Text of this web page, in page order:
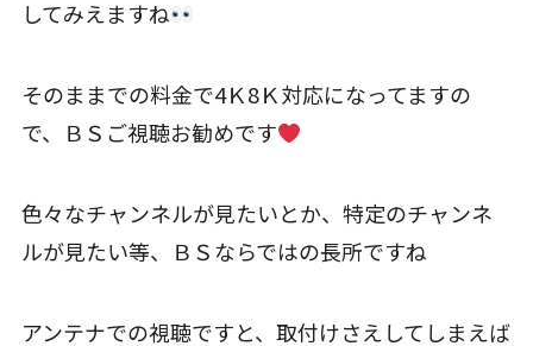
してみえますね
そのままでの料金で4Ｋ8Ｋ対応になってますの
で、ＢＳご視聴お勧めです
色々なチャンネルが見たいとか、特定のチャンネ
ルが見たい等、ＢＳならではの長所ですね
アンテナでの視聴ですと、取付けさえしてしまえば